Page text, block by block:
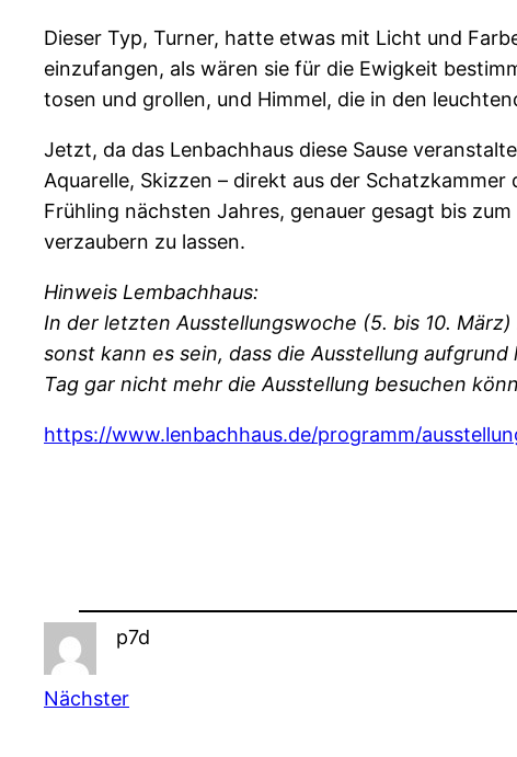
Dieser Typ, Turner, hatte etwas mit Licht und
einzufangen, als wären sie für die Ewigkeit
tosen und grollen, und Himmel, die in den
Jetzt, da das Lenbachhaus diese Sause
Aquarelle, Skizzen – direkt aus der
Frühling nächsten Jahres, genauer gesagt bis
verzaubern zu lassen.
Hinweis Lembachhaus:
In der letzten Ausstellungswoche (5. bis 10.
sonst kann es sein, dass die Ausstellung
Tag gar nicht mehr die Ausstellung besuchen
https://www.lenbachhaus.de/programm/
p7d
Nächster